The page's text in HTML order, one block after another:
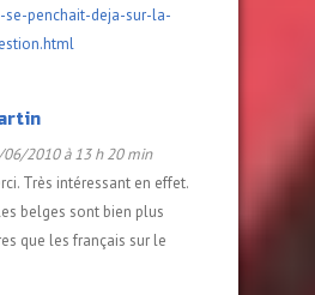
se-penchait-deja-sur-la-
2010 à 13 h 20 min
Très intéressant en effet.
belges sont bien plus
que les français sur le